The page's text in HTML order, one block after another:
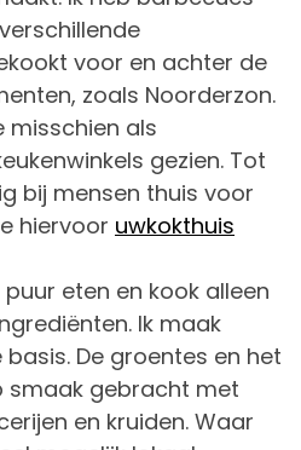
voor en achter de
zoals Noorderzon.
misschien als
gezien. Tot
bij mensen thuis voor
hiervoor uwkokthuis
eten en kook alleen
Ik maak
De groentes en het
smaak gebracht met
en kruiden. Waar